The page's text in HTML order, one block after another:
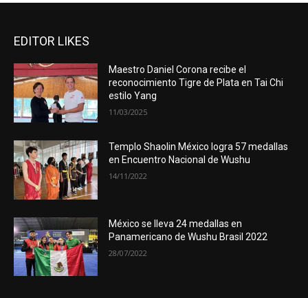
EDITOR LIKES
Maestro Daniel Corona recibe el
reconocimiento Tigre de Plata en Tai Chi
estilo Yang
11/03/2025
Templo Shaolin México logra 57 medallas
en Encuentro Nacional de Wushu
14/11/2022
México se lleva 24 medallas en
Panamericano de Wushu Brasil 2022
28/07/2022